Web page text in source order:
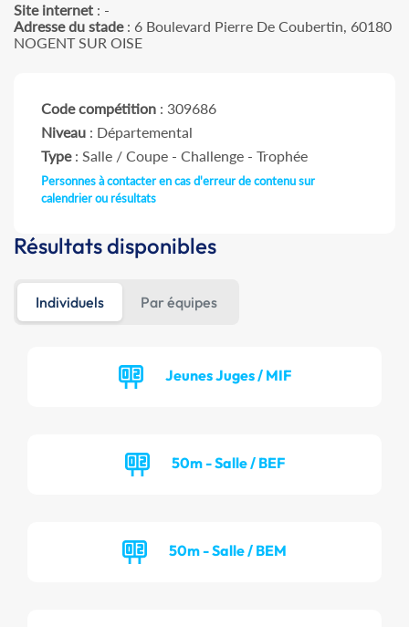
Site internet : -
Adresse du stade: 6 Boulevard Pierre De Coubertin, 60180
NOGENT SUR OISE
Code compétition : 309686
Niveau : Départemental
Type: Salle / Coupe - Challenge - Trophée
Personnes à contacter en cas d'erreur de contenu sur
calendrier ou résultats
Résultats disponibles
Individuels Par équipes
Jeunes Juges / MIF
50m - Salle / BEF
50m - Salle / BEM